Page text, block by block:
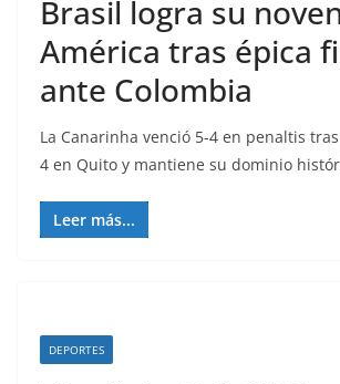
Brasil logra su
América tras épica
ante Colombia
La Canarinha venció 5-4 en penaltis
4 en Quito y mantiene su dominio
Leer más...
DEPORTES